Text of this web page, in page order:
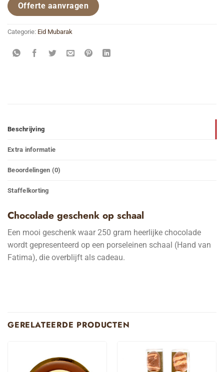
Offerte aanvragen
Categorie: Eid Mubarak
Beschrijving
Extra informatie
Beoordelingen (0)
Staffelkorting
Chocolade geschenk op schaal
Een mooi geschenk waar 250 gram heerlijke chocolade
wordt gepresenteerd op een porseleinen schaal (Hand van
Fatima), die overblijft als cadeau.
GERELATEERDE PRODUCTEN